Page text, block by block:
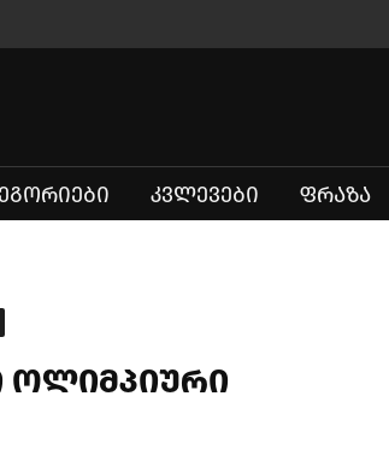
ᲙᲕᲚᲔᲕᲔᲑᲘ ᲤᲠᲐᲖᲐ
ოლიმპიური